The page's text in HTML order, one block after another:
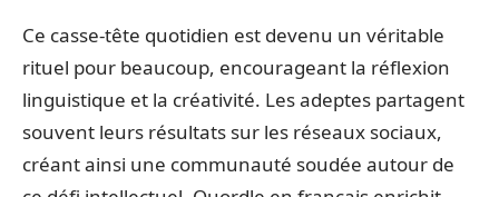
Ce casse-tête quotidien est devenu un véritable
rituel pour beaucoup, encourageant la réflexion
linguistique et la créativité. Les adeptes partagent
souvent leurs résultats sur les réseaux sociaux,
créant ainsi une communauté soudée autour de